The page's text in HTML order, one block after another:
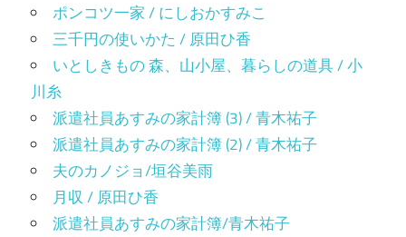
ポンコツ一家 / にしおかすみこ
三千円の使いかた / 原田ひ香
いとしきもの 森、山小屋、暮らしの道具 / 小
川糸
派遣社員あすみの家計簿 (3) / 青木祐子
派遣社員あすみの家計簿 (2) / 青木祐子
夫のカノジョ/垣谷美雨
月収 / 原田ひ香
派遣社員あすみの家計簿/青木祐子